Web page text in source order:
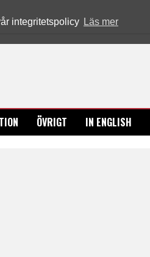
integritetspolicy Läs mer
ÖVRIGT IN ENGLISH